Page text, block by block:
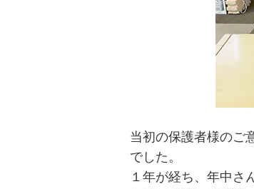
当初の保護者様のご
でした。
１年が経ち、年中さ